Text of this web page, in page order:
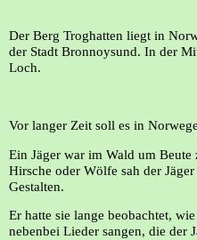
Der Berg Troghatten liegt in
der Stadt Bronnoysund. In der
Loch.
Vor langer Zeit soll es in
Ein Jäger war im Wald um Beute
Hirsche oder Wölfe sah der
Gestalten.
Er hatte sie lange beobachtet,
nebenbei Lieder sangen, die der